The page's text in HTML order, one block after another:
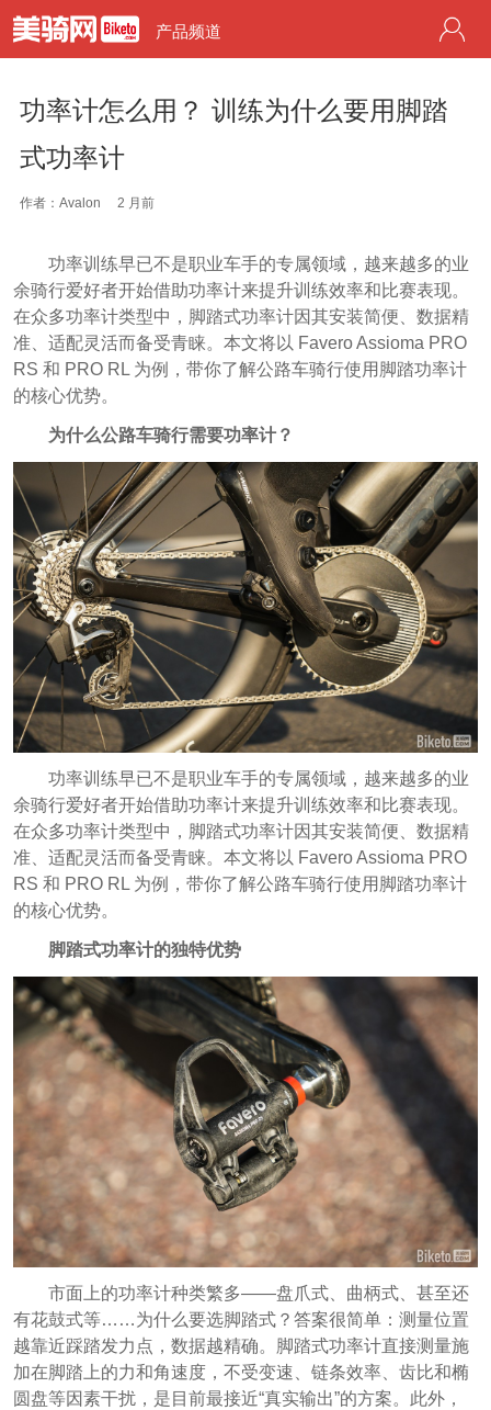
产品频道
功率计怎么用？ 训练为什么要用脚踏
式功率计
作者：Avalon 2 月前
功率训练早已不是职业车手的专属领域，越来越多的业
余骑行爱好者开始借助功率计来提升训练效率和比赛表现。
在众多功率计类型中，脚踏式功率计因其安装简便、数据精
准、适配灵活而备受青睐。本文将以 Favero Assioma PRO
RS 和 PRO RL 为例，带你了解公路车骑行使用脚踏功率计
的核心优势。
为什么公路车骑行需要功率计？
功率训练早已不是职业车手的专属领域，越来越多的业
余骑行爱好者开始借助功率计来提升训练效率和比赛表现。
在众多功率计类型中，脚踏式功率计因其安装简便、数据精
准、适配灵活而备受青睐。本文将以 Favero Assioma PRO
RS 和 PRO RL 为例，带你了解公路车骑行使用脚踏功率计
的核心优势。
脚踏式功率计的独特优势
市面上的功率计种类繁多——盘爪式、曲柄式、甚至还
有花鼓式等……为什么要选脚踏式？答案很简单：测量位置
越靠近踩踏发力点，数据越精确。脚踏式功率计直接测量施
加在脚踏上的力和角速度，不受变速、链条效率、齿比和椭
圆盘等因素干扰，是目前最接近“真实输出”的方案。此外，